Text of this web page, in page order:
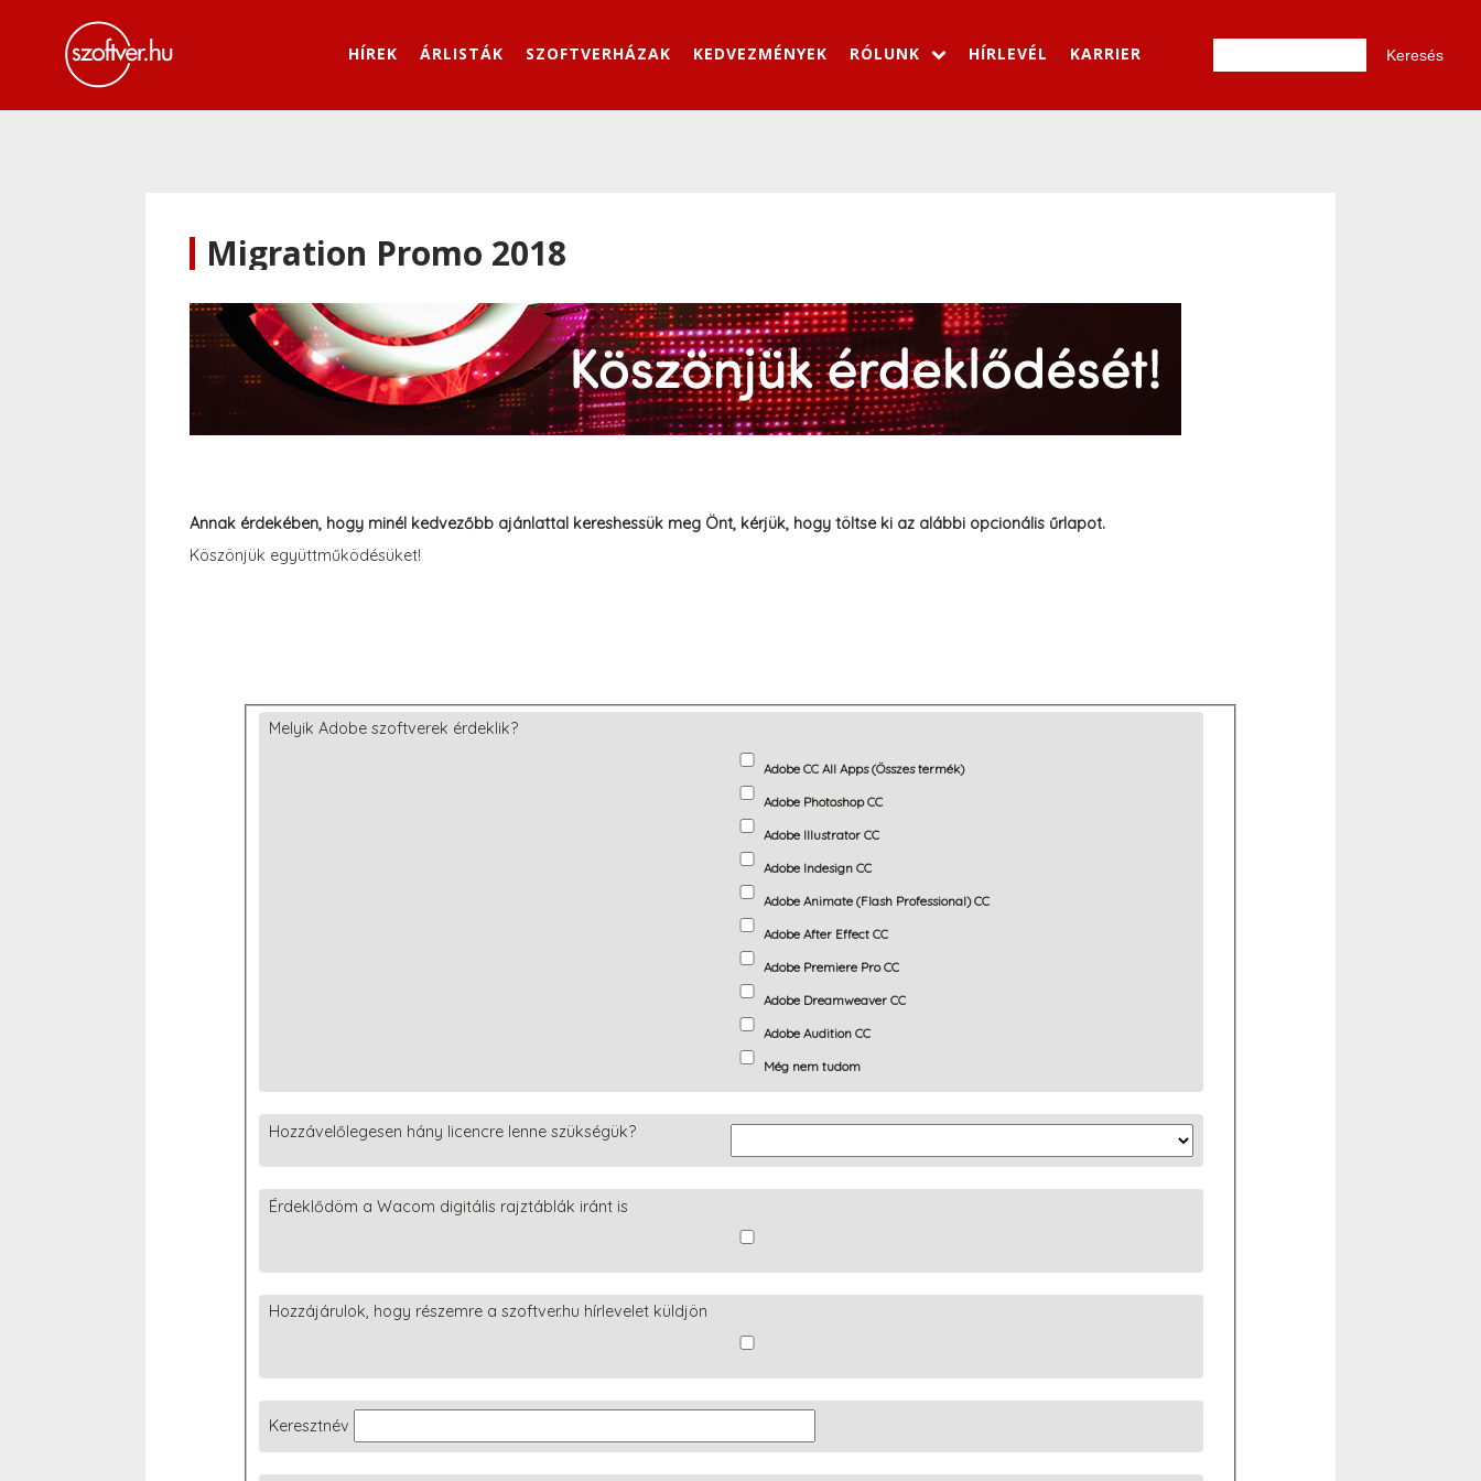
HÍREK ÁRLISTÁK SZOFTVERHÁZAK KEDVEZMÉNYEK RÓLUNK HÍRLEVÉL KARRIER
Migration Promo 2018
Annak érdekében, hogy minél kedvezőbb ajánlattal kereshessük meg Önt, kérjük, hogy töltse ki az alábbi opcionális űrlapot.
Köszönjük együttműködésüket!
Melyik Adobe szoftverek érdeklik?
Adobe CC All Apps (Összes termék)
Adobe Photoshop CC
Adobe Illustrator CC
Adobe Indesign CC
Adobe Animate (Flash Professional) CC
Adobe After Effect CC
Adobe Premiere Pro CC
Adobe Dreamweaver CC
Adobe Audition CC
Még nem tudom
Hozzávelőlegesen hány licencre lenne szükségük?
Érdeklődöm a Wacom digitális rajztáblák iránt is
Hozzájárulok, hogy részemre a szoftver.hu hírlevelet küldjön
Keresztnév